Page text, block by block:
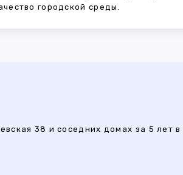
городской среды.
38 и соседних домах за 5 лет в